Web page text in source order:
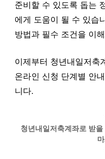
준비할 수 있도록 돕는
에게 도움이 될 수 있습
방법과 필수 조건을 이
이제부터 청년내일저축
온라인 신청 단계별 안
니다.
청년내일저축계좌로 받